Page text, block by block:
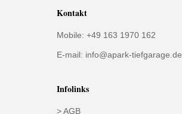
Kontakt
Mobile: +49 163 1970 162
E-mail: info@apark-tiefgarage.de
Infolinks
>AGB